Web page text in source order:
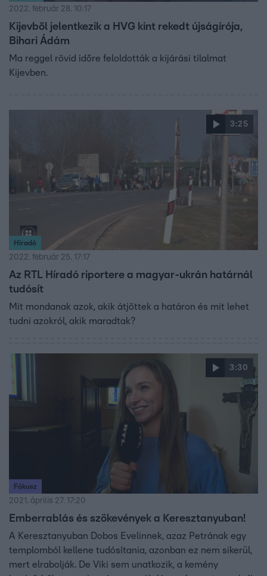
2022. február 28. 10:17
Kijevből jelentkezik a HVG kint rekedt újságírója,
Bihari Ádám
Ma reggel rövid időre feloldották a kijárási tilalmat
Kijevben.
3:25
Híradó
2022. február 25. 17:17
Az RTL Híradó riportere a magyar-ukrán határnál
tudósít
Mit mondanak azok, akik átjöttek a határon és mit lehet
tudni azokról, akik maradtak?
3:30
Fókusz
2021. április 27. 17:20
Emberrablás és szökevények a Keresztanyuban!
A Keresztanyuban Dobos Evelinnek, azaz Petrának egy
templomból kellene tudósítania, azonban ez nem sikerül,
mert elrabolják. De Viki sem unatkozik, a kemény